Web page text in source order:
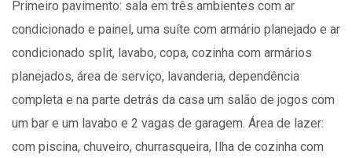
Primeiro pavimento: sala em três ambientes com ar
condicionado e painel, uma suíte com armário planejado e ar
condicionado split, lavabo, copa, cozinha com armários
planejados, área de serviço, lavanderia, dependência
completa e na parte detrás da casa um salão de jogos com
um bar e um lavabo e 2 vagas de garagem. Área de lazer:
com piscina, chuveiro, churrasqueira, Ilha de cozinha com